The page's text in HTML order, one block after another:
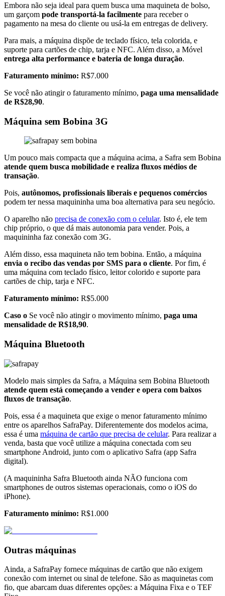
Embora não seja ideal para quem busca uma maquineta de bolso,
um garçom pode transportá-la facilmente para receber o
pagamento na mesa do cliente ou usá-la em entregas de delivery.
Para mais, a máquina dispõe de teclado físico, tela colorida, e
suporte para cartões de chip, tarja e NFC. Além disso, a Móvel
entrega alta performance e bateria de longa duração.
Faturamento mínimo: R$7.000
Se você não atingir o faturamento mínimo, paga uma mensalidade
de R$28,90.
Máquina sem Bobina 3G
Um pouco mais compacta que a máquina acima, a Safra sem Bobina
atende quem busca mobilidade e realiza fluxos médios de
transação.
Pois, autônomos, profissionais liberais e pequenos comércios
podem ter nessa maquininha uma boa alternativa para seu negócio.
O aparelho não precisa de conexão com o celular. Isto é, ele tem
chip próprio, o que dá mais autonomia para vender. Pois, a
maquininha faz conexão com 3G.
Além disso, essa maquineta não tem bobina. Então, a máquina
envia o recibo das vendas por SMS para o cliente. Por fim, é
uma máquina com teclado físico, leitor colorido e suporte para
cartões de chip, tarja e NFC.
Faturamento mínimo: R$5.000
Caso o Se você não atingir o movimento mínimo, paga uma
mensalidade de R$18,90.
Máquina Bluetooth
Modelo mais simples da Safra, a Máquina sem Bobina Bluetooth
atende quem está começando a vender e opera com baixos
fluxos de transação.
Pois, essa é a maquineta que exige o menor faturamento mínimo
entre os aparelhos SafraPay. Diferentemente dos modelos acima,
essa é uma máquina de cartão que precisa de celular. Para realizar a
venda, basta que você utilize a máquina conectada com seu
smartphone Android, junto com o aplicativo Safra (app Safra
digital).
(A maquininha Safra Bluetooth ainda NÃO funciona com
smartphones de outros sistemas operacionais, como o iOS do
iPhone).
Faturamento mínimo: R$1.000
Outras máquinas
Ainda, a SafraPay fornece máquinas de cartão que não exigem
conexão com internet ou sinal de telefone. São as maquinetas com
fio, que abarcam duas diferentes opções: a Máquina Fixa e o TEF